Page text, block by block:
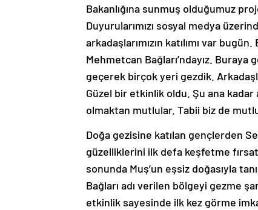
Bakanlığına sunmuş olduğumuz
Duyurularımızı sosyal medya
arkadaşlarımızın katılımı var
Mehmetcan Bağları’ndayız.
geçerek birçok yeri gezdik.
Güzel bir etkinlik oldu. Şu ana kadar
olmaktan mutlular. Tabii biz de
Doğa gezisine katılan gençlerden
güzelliklerini ilk defa keşfetme
sonunda Muş’un eşsiz doğasıyla
Bağları adı verilen bölgeyi gezme
etkinlik sayesinde ilk kez görme